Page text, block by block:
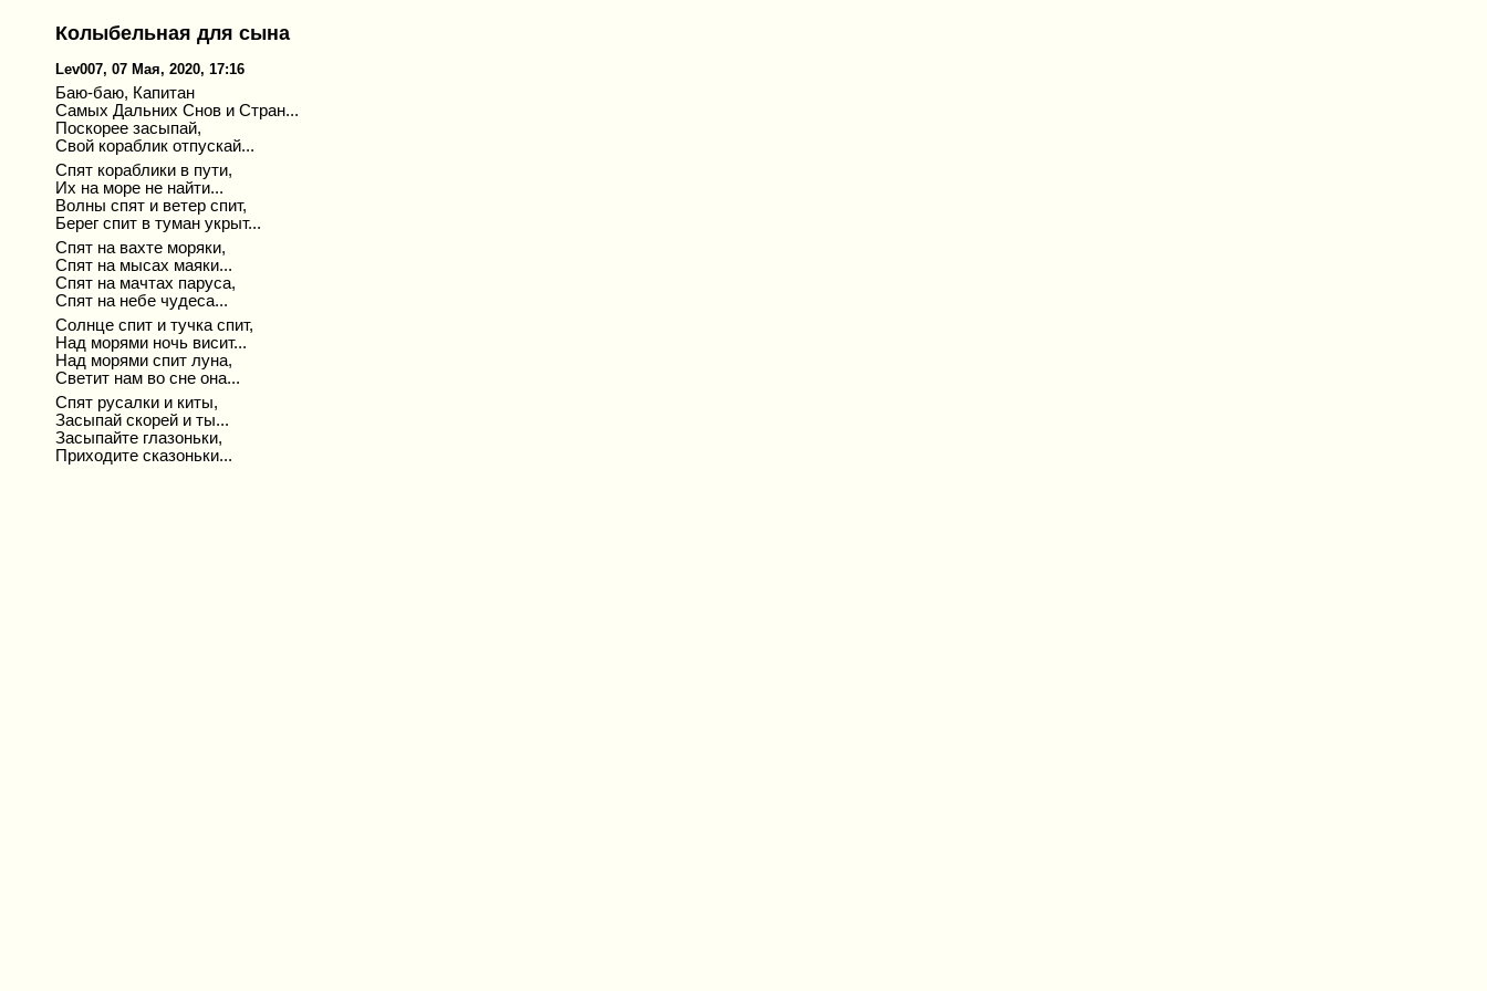
Колыбельная для сына
Lev007, 07 Мая, 2020, 17:16
Баю-баю, Капитан
Самых Дальних Снов и Стран...
Поскорее засыпай,
Свой кораблик отпускай...
Спят кораблики в пути,
Их на море не найти...
Волны спят и ветер спит,
Берег спит в туман укрыт...
Спят на вахте моряки,
Спят на мысах маяки...
Спят на мачтах паруса,
Спят на небе чудеса...
Солнце спит и тучка спит,
Над морями ночь висит...
Над морями спит луна,
Светит нам во сне она...
Спят русалки и киты,
Засыпай скорей и ты...
Засыпайте глазоньки,
Приходите сказоньки...